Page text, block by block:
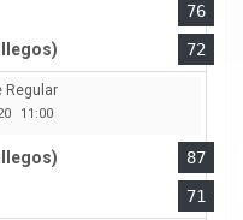
76
72
Regular
11:00
87
71